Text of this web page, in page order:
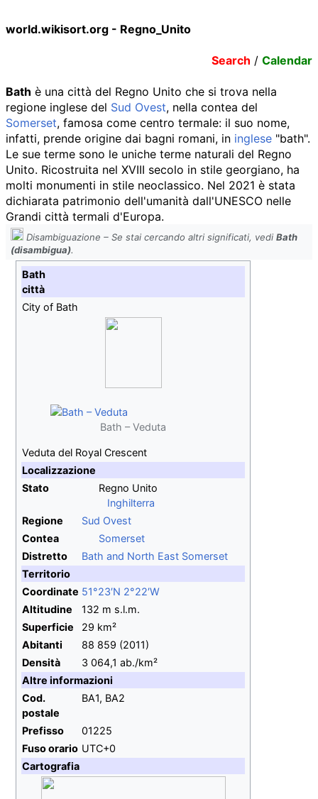
world.wikisort.org - Regno_Unito
Search / Calendar
Bath è una città del Regno Unito che si trova nella
regione inglese del Sud Ovest, nella contea del
Somerset, famosa come centro termale: il suo nome,
infatti, prende origine dai bagni romani, in inglese "bath".
Le sue terme sono le uniche terme naturali del Regno
Unito. Ricostruita nel XVIII secolo in stile georgiano, ha
molti monumenti in stile neoclassico. Nel 2021 è stata
dichiarata patrimonio dell'umanità dall'UNESCO nelle
Grandi città termali d'Europa.
Disambiguazione – Se stai cercando altri significati, vedi Bath
(disambigua).
Bath
città
City of Bath
Bath – Veduta
Veduta del Royal Crescent
Localizzazione
Stato
Regno Unito
Inghilterra
Regione
Sud Ovest
Contea
Somerset
Distretto
Bath and North East Somerset
Territorio
Coordinate 51°23′N 2°22′W
Altitudine
132 m s.l.m.
Superficie
29 km²
Abitanti
88 859 (2011)
Densità
3 064,1 ab./km²
Altre informazioni
Cod.
postale
BA1, BA2
Prefisso
01225
Fuso orario UTC+0
Cartografia